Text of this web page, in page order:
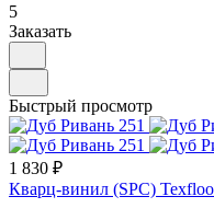
5
Заказать
Быстрый просмотр
1 830 ₽
Кварц-винил (SPC)